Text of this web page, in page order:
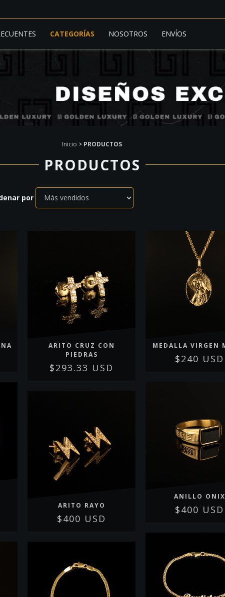
CATEGORÍAS NOSOTROS ENVÍOS
Inicio > PRODUCTOS
PRODUCTOS
por
ARITO CRUZ CON
PIEDRAS
$293.33 USD
MEDALLA VIRGEN
$240 USD
ARITO RAYO
$400 USD
ANILLO ONIX
$400 USD